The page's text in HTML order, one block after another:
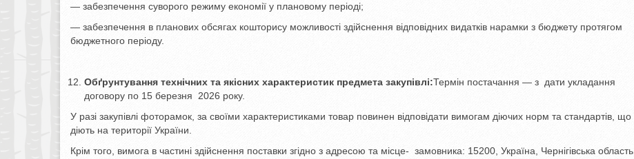
— забезпечення суворого режиму економії у плановому періоді;
— забезпечення в планових обсягах кошторису можливості здійснення відповідних видатків нарамки з бюджету протягом
бюджетного періоду.
Обґрунтування технічних та якісних характеристик предмета закупівлі:Термін постачання — з дати укладання
договору по 15 березня 2026 року.
У разі закупівлі фоторамок, за своїми характеристиками товар повинен відповідати вимогам діючих норм та стандартів, що
діють на території України.
Крім того, вимога в частині здійснення поставки згідно з адресою та місце- замовника: 15200, Україна, Чернігівська область,